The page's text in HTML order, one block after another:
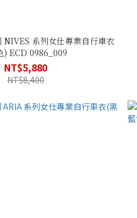
系列女仕專業自行車衣
) ECD 0986_009
NT$5,880
NT$8,400